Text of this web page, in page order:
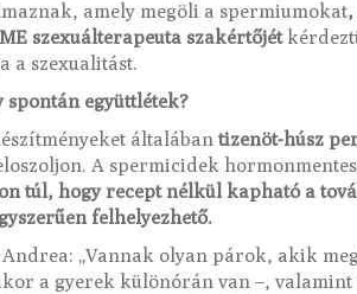
amely megöli a spermiumokat,
szexuálterapeuta szakértőjét
a szexualitást.
spontán együttlétek?
általában tizenöt-húsz
A spermicidek
túl, hogy recept nélkül kapható a
felhelyezhető.
„Vannak olyan párok, akik
a gyerek különórán van –, valamint